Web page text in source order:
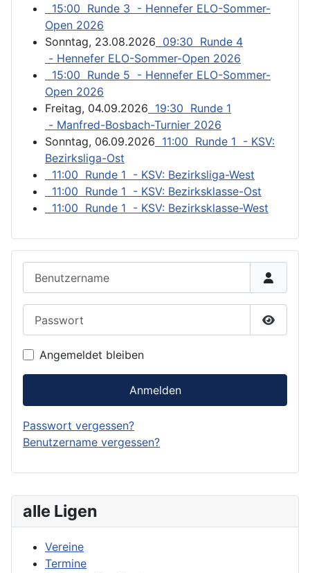
alle Ligen
Vereine
Termine
15:00 Runde 3 - Hennefer ELO-Sommer-
Open 2026
Sonntag, 23.08.2026 09:30 Runde 4
- Hennefer ELO-Sommer-Open 2026
15:00 Runde 5 - Hennefer ELO-Sommer-
Open 2026
Freitag, 04.09.2026 19:30 Runde 1
- Manfred-Bosbach-Turnier 2026
Sonntag, 06.09.2026 11:00 Runde 1 - KSV:
Bezirksliga-Ost
11:00 Runde 1 - KSV: Bezirksliga-West
11:00 Runde 1 - KSV: Bezirksklasse-Ost
11:00 Runde 1 - KSV: Bezirksklasse-West
Angemeldet bleiben
Anmelden
Passwort vergessen?
Benutzername vergessen?